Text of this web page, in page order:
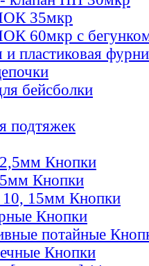
35мкр
60мкр с
и пластиковая
бейсболки
подтяжек
Кнопки
Кнопки
15мм Кнопки
Кнопки
потайные
Кнопки